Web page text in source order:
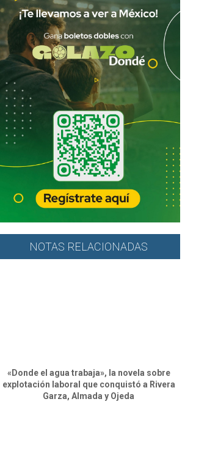
NOTAS RELACIONADAS
«Donde el agua trabaja», la novela sobre
explotación laboral que conquistó a Rivera
Garza, Almada y Ojeda